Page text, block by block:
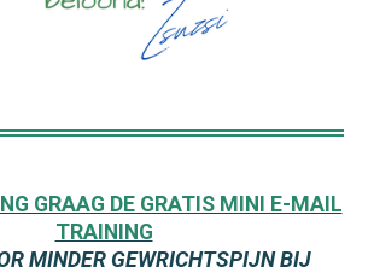
GRAAG DE GRATIS MINI E-MAIL
TRAINING
MINDER GEWRICHTSPIJN BIJ